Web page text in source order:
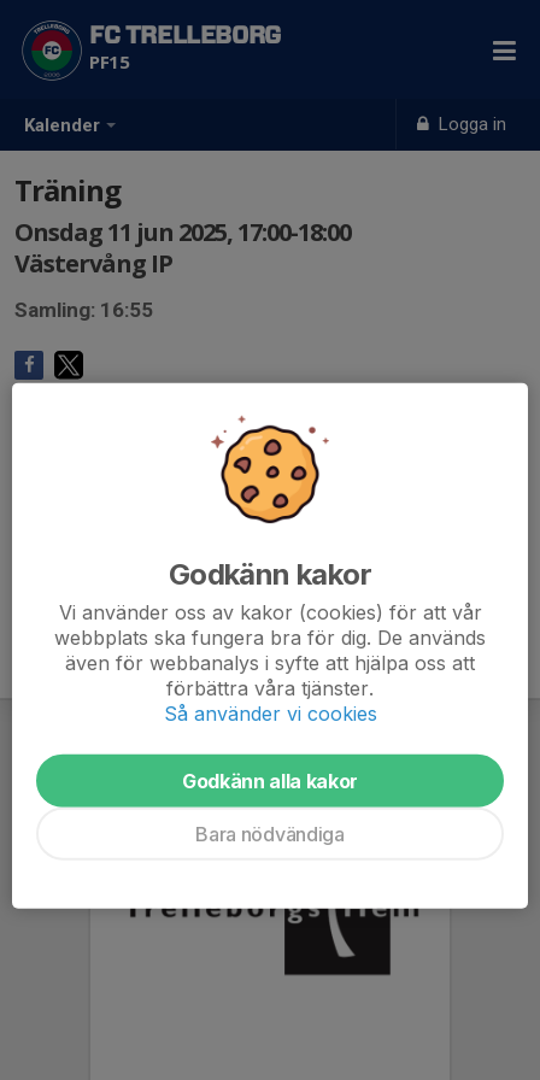
Kalender Logga in
FC TRELLEBORG
PF15
Träning
Onsdag 11 jun 2025, 17:00-18:00
Västervång IP
Samling: 16:55
Godkänn kakor
Vi använder oss av kakor (cookies) för att vår
webbplats ska fungera bra för dig. De används
även för webbanalys i syfte att hjälpa oss att
förbättra våra tjänster.
Så använder vi cookies
Godkänn alla kakor
Bara nödvändiga